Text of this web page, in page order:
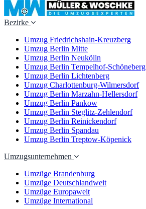
Bezirke
Umzug Friedrichshain-Kreuzberg
Umzug Berlin Mitte
Umzug Berlin Neukölln
Umzug Berlin Tempelhof-Schöneberg
Umzug Berlin Lichtenberg
Umzug Charlottenburg-Wilmersdorf
Umzug Berlin Marzahn-Hellersdorf
Umzug Berlin Pankow
Umzug Berlin Steglitz-Zehlendorf
Umzug Berlin Reinickendorf
Umzug Berlin Spandau
Umzug Berlin Treptow-Köpenick
Umzugsunternehmen
Umzüge Brandenburg
Umzüge Deutschlandweit
Umzüge Europaweit
Umzüge International